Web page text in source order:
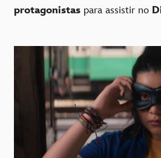
protagonistas para assistir no